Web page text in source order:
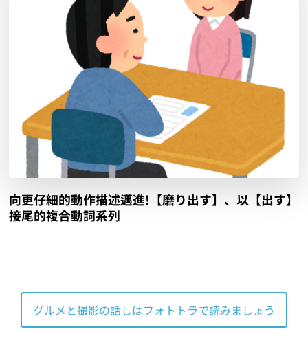
向更仔細的動作描述邁進!【磨り出す】、以【出す】
接尾的複合動詞系列
グルメと撮影の話しはフォトトラで読みましょう